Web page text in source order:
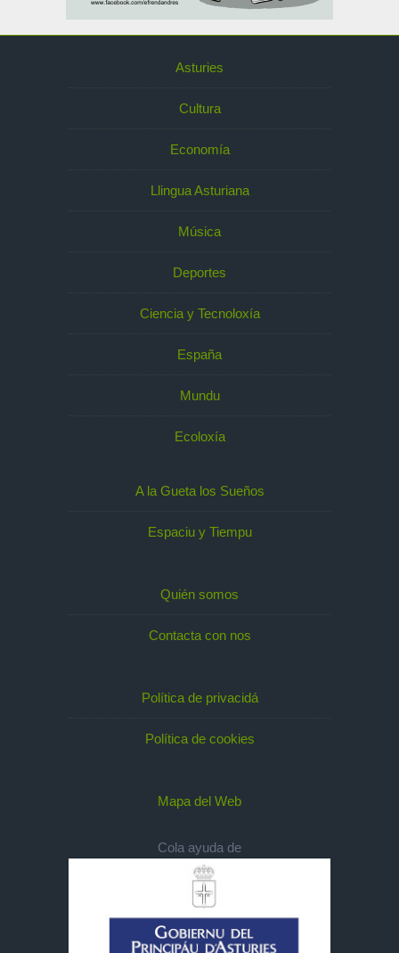
Asturies
Cultura
Economía
Llingua Asturiana
Música
Deportes
Ciencia y Tecnoloxía
España
Mundu
Ecoloxía
A la Gueta los Sueños
Espaciu y Tiempu
Quién somos
Contacta con nos
Política de privacidá
Política de cookies
Mapa del Web
Cola ayuda de